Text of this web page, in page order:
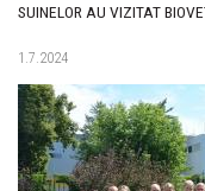
SUINELOR AU VIZITAT
1.7.2024